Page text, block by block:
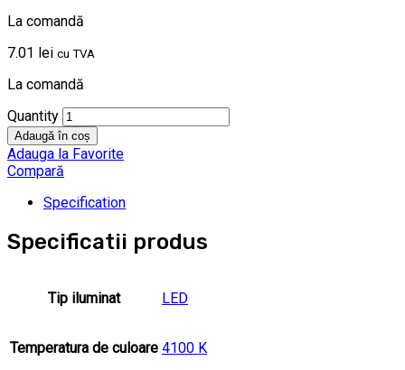
La comandă
7.01 lei cu TVA
La comandă
Quantity
Adaugă în coș
Adauga la Favorite
Compară
Specification
Specificatii produs
Tip iluminat LED
Temperatura de culoare 4100 K